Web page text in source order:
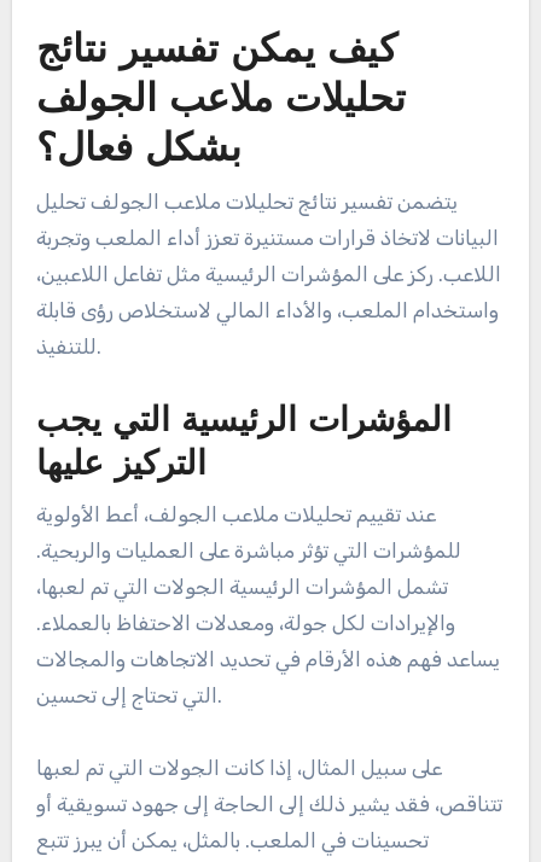
كيف يمكن تفسير نتائج
تحليلات ملاعب الجولف
بشكل فعال؟
يتضمن تفسير نتائج تحليلات ملاعب الجولف تحليل
البيانات لاتخاذ قرارات مستنيرة تعزز أداء الملعب وتجربة
اللاعب. ركز على المؤشرات الرئيسية مثل تفاعل اللاعبين،
واستخدام الملعب، والأداء المالي لاستخلاص رؤى قابلة
للتنفيذ.
المؤشرات الرئيسية التي يجب
التركيز عليها
عند تقييم تحليلات ملاعب الجولف، أعط الأولوية
للمؤشرات التي تؤثر مباشرة على العمليات والربحية.
تشمل المؤشرات الرئيسية الجولات التي تم لعبها،
والإيرادات لكل جولة، ومعدلات الاحتفاظ بالعملاء.
يساعد فهم هذه الأرقام في تحديد الاتجاهات والمجالات
التي تحتاج إلى تحسين.
على سبيل المثال، إذا كانت الجولات التي تم لعبها
تتناقص، فقد يشير ذلك إلى الحاجة إلى جهود تسويقية أو
تحسينات في الملعب. بالمثل، يمكن أن يبرز تتبع